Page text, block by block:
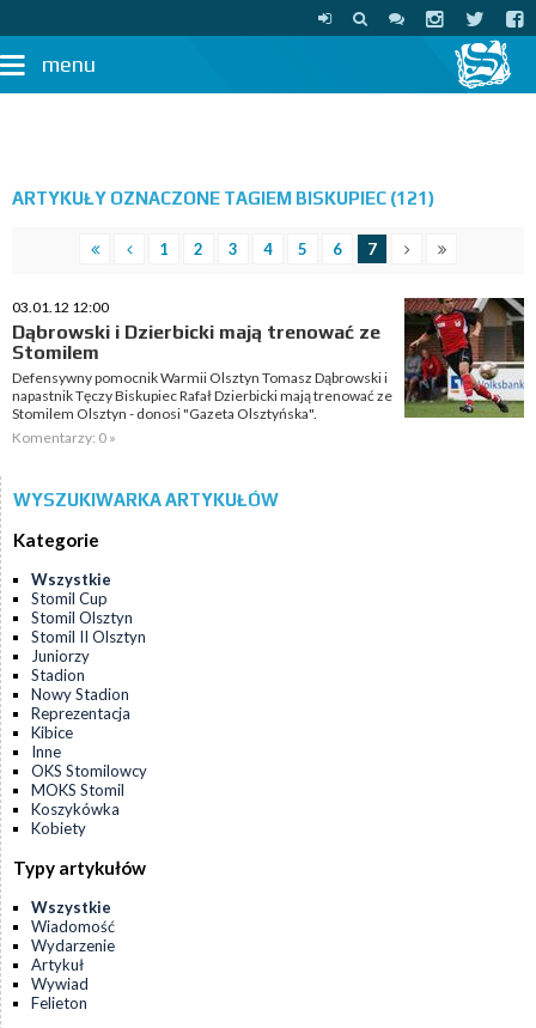
menu
ARTYKUŁY OZNACZONE TAGIEM BISKUPIEC (121)
1 2 3 4 5 6 7
03.01.12 12:00
Dąbrowski i Dzierbicki mają trenować ze
Stomilem
Defensywny pomocnik Warmii Olsztyn Tomasz Dąbrowski i
napastnik Tęczy Biskupiec Rafał Dzierbicki mają trenować ze
Stomilem Olsztyn - donosi "Gazeta Olsztyńska".
Komentarzy: 0 »
WYSZUKIWARKA ARTYKUŁÓW
Kategorie
Wszystkie
Stomil Cup
Stomil Olsztyn
Stomil II Olsztyn
Juniorzy
Stadion
Nowy Stadion
Reprezentacja
Kibice
Inne
OKS Stomilowcy
MOKS Stomil
Koszykówka
Kobiety
Typy artykułów
Wszystkie
Wiadomość
Wydarzenie
Artykuł
Wywiad
Felieton